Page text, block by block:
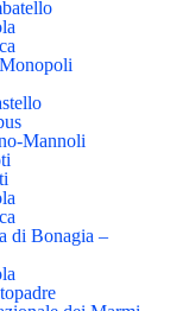
Mannoli
di Bonagia –